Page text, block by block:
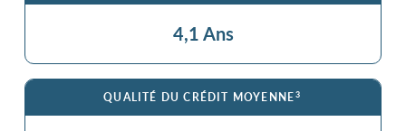
4,1 Ans
QUALITÉ DU CRÉDIT MOYENNE3